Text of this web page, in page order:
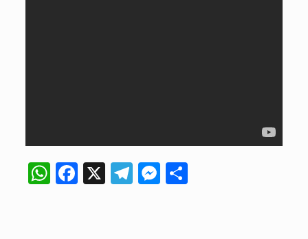
WhatsApp
Facebook
X Telegram
Messenger